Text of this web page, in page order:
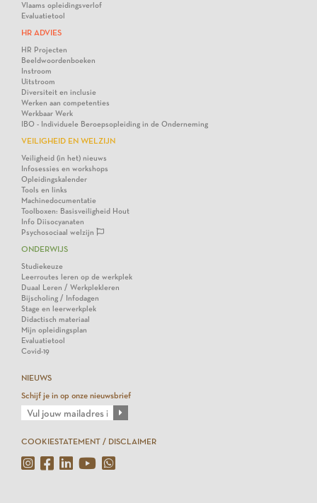
Vlaams opleidingsverlof
Evaluatietool
HR ADVIES
HR Projecten
Beeldwoordenboeken
Instroom
Uitstroom
Diversiteit en inclusie
Werken aan competenties
Werkbaar Werk
IBO - Individuele Beroepsopleiding in de Onderneming
VEILIGHEID EN WELZIJN
Veiligheid (in het) nieuws
Infosessies en workshops
Opleidingskalender
Tools en links
Machinedocumentatie
Toolboxen: Basisveiligheid Hout
Info Diisocyanaten
Psychosociaal welzijn
ONDERWIJS
Studiekeuze
Leerroutes leren op de werkplek
Duaal Leren / Werkplekleren
Bijscholing / Infodagen
Stage en leerwerkplek
Didactisch materiaal
Mijn opleidingsplan
Evaluatietool
Covid-19
NIEUWS
Schijf je in op onze nieuwsbrief
COOKIESTATEMENT / DISCLAIMER